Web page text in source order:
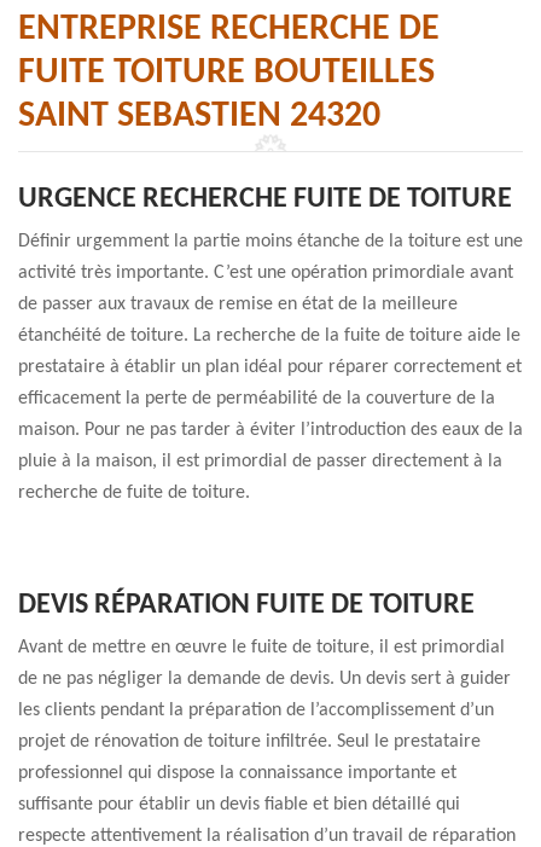
ENTREPRISE RECHERCHE DE
FUITE TOITURE BOUTEILLES
SAINT SEBASTIEN 24320
URGENCE RECHERCHE FUITE DE TOITURE
Définir urgemment la partie moins étanche de la toiture est une
activité très importante. C’est une opération primordiale avant
de passer aux travaux de remise en état de la meilleure
étanchéité de toiture. La recherche de la fuite de toiture aide le
prestataire à établir un plan idéal pour réparer correctement et
efficacement la perte de perméabilité de la couverture de la
maison. Pour ne pas tarder à éviter l’introduction des eaux de la
pluie à la maison, il est primordial de passer directement à la
recherche de fuite de toiture.
DEVIS RÉPARATION FUITE DE TOITURE
Avant de mettre en œuvre le fuite de toiture, il est primordial
de ne pas négliger la demande de devis. Un devis sert à guider
les clients pendant la préparation de l’accomplissement d’un
projet de rénovation de toiture infiltrée. Seul le prestataire
professionnel qui dispose la connaissance importante et
suffisante pour établir un devis fiable et bien détaillé qui
respecte attentivement la réalisation d’un travail de réparation